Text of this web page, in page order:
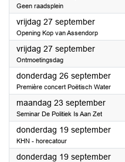
Geen raadsplein
vrijdag 27 september2024
Opening Kop van Assendorp
vrijdag 27 september2024
Ontmoetingsdag
donderdag 26 september2024
Première concert Poëtisch Water
maandag 23 september2024
Seminar De Politiek Is Aan Zet
donderdag 19 september2024
KHN - horecatour
donderdag 19 september2024